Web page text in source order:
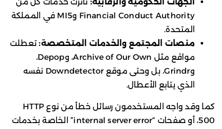
Financial Conduct Authority وMI5 في المملكة
المتحدة.
منصات المجتمع والخدمات المتخصصة:تعطلت
مواقع مثل Archive of Our Own، وDepop،
وGrindr، بل وحتى موقع Downdetector نفسه
الذي يتابع الأعطال.
كما وقد واجه المستخدمون رسائل خطأ من نوع HTTP
500، أو صفحات “internal server error” الخاصة بخدمات